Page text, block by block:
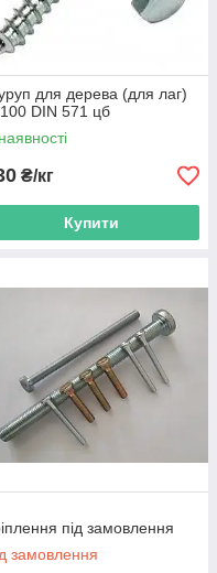
для дерева (для лаг)
DIN 571 цб
₴/кг
Купити
під замовлення
замовлення